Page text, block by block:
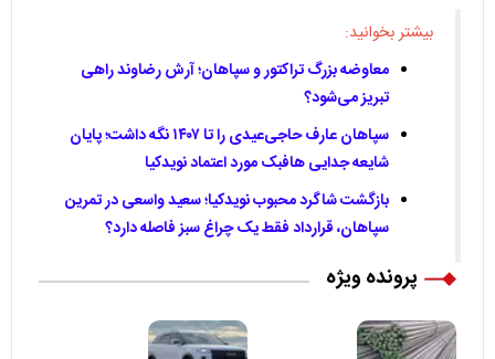
بیشتر بخوانید:
معاوضه بزرگ تراکتور و سپاهان؛ آرش رضاوند راهی
تبریز می‌شود؟
سپاهان عارف حاجی‌عیدی را تا ۱۴۰۷ نگه داشت؛ پایان
شایعه جدایی هافبک مورد اعتماد نویدکیا
بازگشت شاگرد محبوب نویدکیا؛ سعید واسعی در تمرین
سپاهان، قرارداد فقط یک چراغ سبز فاصله دارد؟
پرونده ویژه